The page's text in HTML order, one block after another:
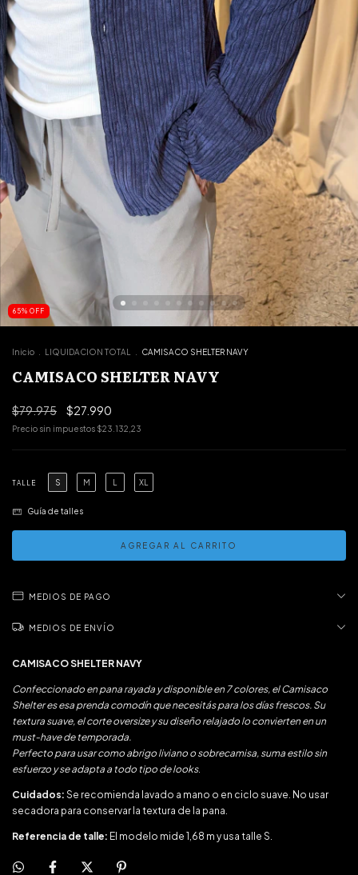
65% OFF
Inicio . LIQUIDACION TOTAL . CAMISACO SHELTER NAVY
CAMISACO SHELTER NAVY
$79.975 $27.990
Precio sin impuestos $23.132,23
TALLE S M L XL
Guía de talles
MEDIOS DE PAGO
MEDIOS DE ENVÍO
CAMISACO SHELTER NAVY
Confeccionado en pana rayada y disponible en 7 colores, el Camisaco
Shelter es esa prenda comodín que necesitás para los días frescos. Su
textura suave, el corte oversize y su diseño relajado lo convierten en un
must-have de temporada.
Perfecto para usar como abrigo liviano o sobrecamisa, suma estilo sin
esfuerzo y se adapta a todo tipo de looks.
Cuidados: Se recomienda lavado a mano o en ciclo suave. No usar
secadora para conservar la textura de la pana.
Referencia de talle: El modelo mide 1,68 m y usa talle S.